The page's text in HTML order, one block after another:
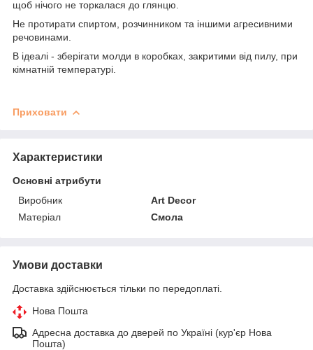
щоб нічого не торкалася до глянцю.
Не протирати спиртом, розчинником та іншими агресивними
речовинами.
В ідеалі - зберігати молди в коробках, закритими від пилу, при
кімнатній температурі.
Приховати
Характеристики
Основні атрибути
Виробник
Art Decor
Матеріал
Смола
Умови доставки
Доставка здійснюється тільки по передоплаті.
Нова Пошта
Адресна доставка до дверей по Україні (кур'єр Нова
Пошта)